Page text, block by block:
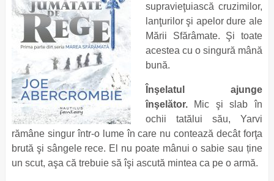
supravieţuiască cruzimilor,
lanţurilor şi apelor dure ale
Mării Sfărâmate. Şi toate
acestea cu o singură mână
bună.
Înşelatul ajunge
înşelător.
Mic şi slab în
ochii tatălui său, Yarvi
rămâne singur într-o lume în care nu contează decât forţa
brută şi sângele rece. El nu poate mânui o sabie sau ține
un scut, aşa că trebuie să îşi ascută mintea ca pe o armă.